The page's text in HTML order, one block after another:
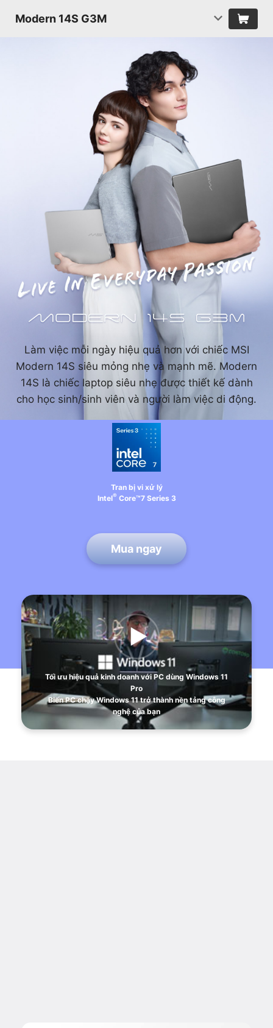
Modern 14S G3M
Làm việc mỗi ngày hiệu quả hơn với chiếc MSI
Modern 14S siêu mỏng nhẹ và mạnh mẽ. Modern
14S là chiếc laptop siêu nhẹ được thiết kế dành
cho học sinh/sinh viên và người làm việc di động.
Tran bị vi xử lý
Intel® Core™7 Series 3
Mua ngay
Tối ưu hiệu quả kinh doanh với PC dùng Windows 11
Pro
Biến PC chạy Windows 11 trở thành nền tảng công
nghệ của bạn